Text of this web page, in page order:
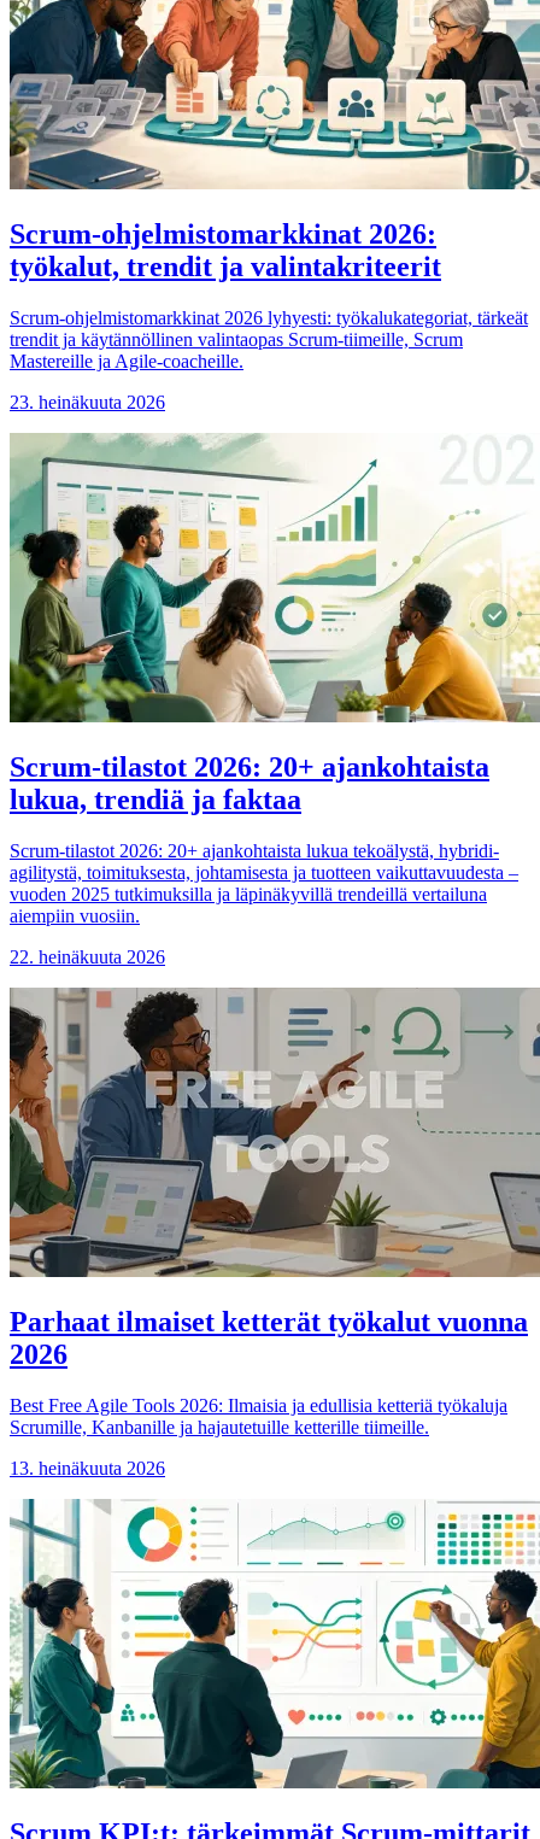
Scrum-ohjelmistomarkkinat 2026:
työkalut, trendit ja valintakriteerit
Scrum-ohjelmistomarkkinat 2026 lyhyesti: työkalukategoriat, tärkeät
trendit ja käytännöllinen valintaopas Scrum-tiimeille, Scrum
Mastereille ja Agile-coacheille.
23. heinäkuuta 2026
Scrum-tilastot 2026: 20+ ajankohtaista
lukua, trendiä ja faktaa
Scrum-tilastot 2026: 20+ ajankohtaista lukua tekoälystä, hybridi-
agilitystä, toimituksesta, johtamisesta ja tuotteen vaikuttavuudesta –
vuoden 2025 tutkimuksilla ja läpinäkyvillä trendeillä vertailuna
aiempiin vuosiin.
22. heinäkuuta 2026
Parhaat ilmaiset ketterät työkalut vuonna
2026
Best Free Agile Tools 2026: Ilmaisia ja edullisia ketteriä työkaluja
Scrumille, Kanbanille ja hajautetuille ketterille tiimeille.
13. heinäkuuta 2026
Scrum KPI:t: tärkeimmät Scrum-mittarit